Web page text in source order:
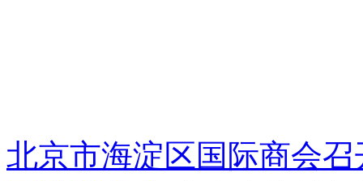
北京市海淀区国际商会